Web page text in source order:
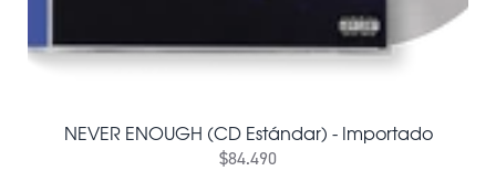
NEVER ENOUGH (CD Estándar) - Importado
$84.490